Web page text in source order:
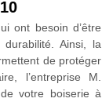
ont besoin d’être
Ainsi, la
de protéger
l’entreprise M.
votre boiserie à